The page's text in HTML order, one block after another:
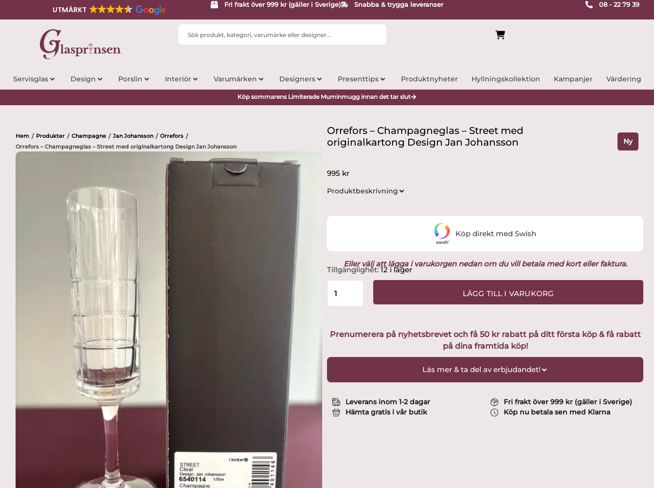
UTMÄRKT
Fri frakt över 999 kr (gäller i Sverige) Snabba & trygga leveranser 08 - 22 79 39
Search
Servisglas Design Porslin Interiör Varumärken Designers Presenttips Produktnyheter Hyllningskollektion Kampanjer Värdering
Köp sommarens Limiterade Muminmugg innan det tar slut
Hem / Produkter / Champagne / Jan Johansson / Orrefors /
Orrefors – Champagneglas – Street med originalkartong Design Jan Johansson
Orrefors – Champagneglas – Street med
originalkartong Design Jan Johansson
Ny
995 kr
Produktbeskrivning
Eller välj att lägga i varukorgen nedan om du vill betala med kort eller faktura.
Tillgänglighet: 12 i lager
Orrefors
-
Champagneglas
originalkartong
Jan
LÄGG TILL I VARUKORG
Köp direkt med Swish
Prenumerera på nyhetsbrevet och få 50 kr rabatt på ditt första köp & få rabatt
på dina framtida köp!
Läs mer & ta del av erbjudandet!
Leverans inom 1-2 dagar
Hämta gratis i vår butik
Fri frakt över 999 kr (gäller i Sverige)
Köp nu betala sen med Klarna